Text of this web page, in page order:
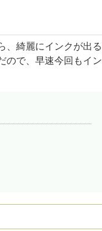
、綺麗にインクが出る
ので、早速今回もイン